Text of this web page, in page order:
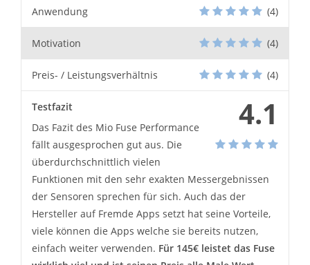
Anwendung (4)
Motivation (4)
Preis- / Leistungsverhältnis (4)
4.1
Testfazit
Das Fazit des Mio Fuse Performance
fällt ausgesprochen gut aus. Die
überdurchschnittlich vielen
Funktionen mit den sehr exakten Messergebnissen
der Sensoren sprechen für sich. Auch das der
Hersteller auf Fremde Apps setzt hat seine Vorteile,
viele können die Apps welche sie bereits nutzen,
einfach weiter verwenden. Für 145€ leistet das Fuse